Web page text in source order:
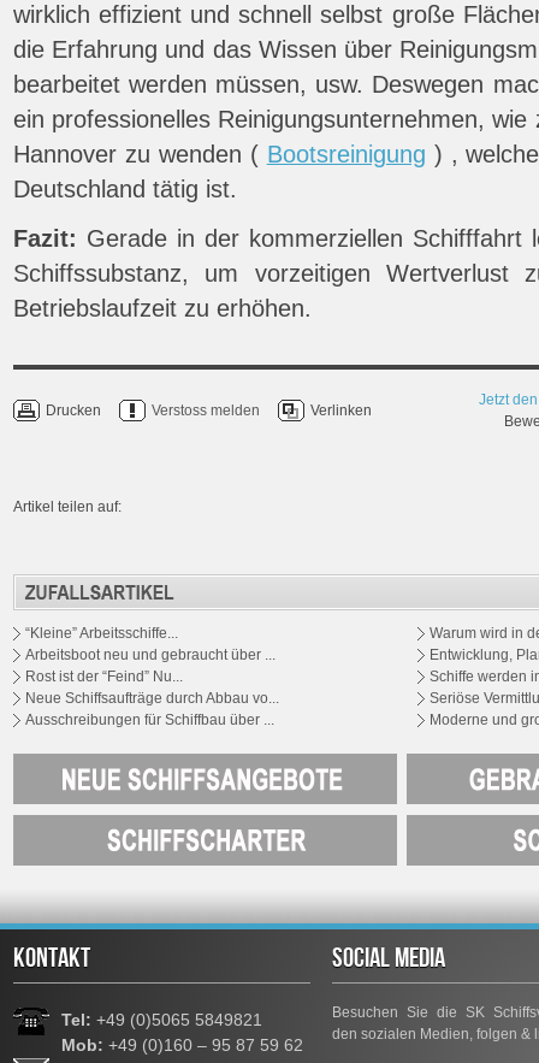
wirklich effizient und schnell selbst große
die Erfahrung und das Wissen über
bearbeitet werden müssen, usw. Deswegen
ein professionelles Reinigungsunternehmen,
Hannover zu wenden ( Bootsreinigung ) ,
Deutschland tätig ist.
Fazit: Gerade in der kommerziellen Schifffahrt
Schiffssubstanz, um vorzeitigen Wertverlust
Betriebslaufzeit zu erhöhen.
Drucken Verstoss melden Verlinken
Jetzt
Artikel teilen auf:
“Kleine” Arbeitsschiffe...
Warum wird in
Arbeitsboot neu und gebraucht über ...
Entwicklung,
Rost ist der “Feind” Nu...
Schiffe werden
Neue Schiffsaufträge durch Abbau vo...
Seriöse
Ausschreibungen für Schiffbau über ...
Moderne und
KONTAKT
Tel: +49 (0)5065 5849821
Mob: +49 (0)160 – 95 87 59 62
SOCIAL MEDIA
Besuchen Sie die SK
den sozialen Medien, folgen &